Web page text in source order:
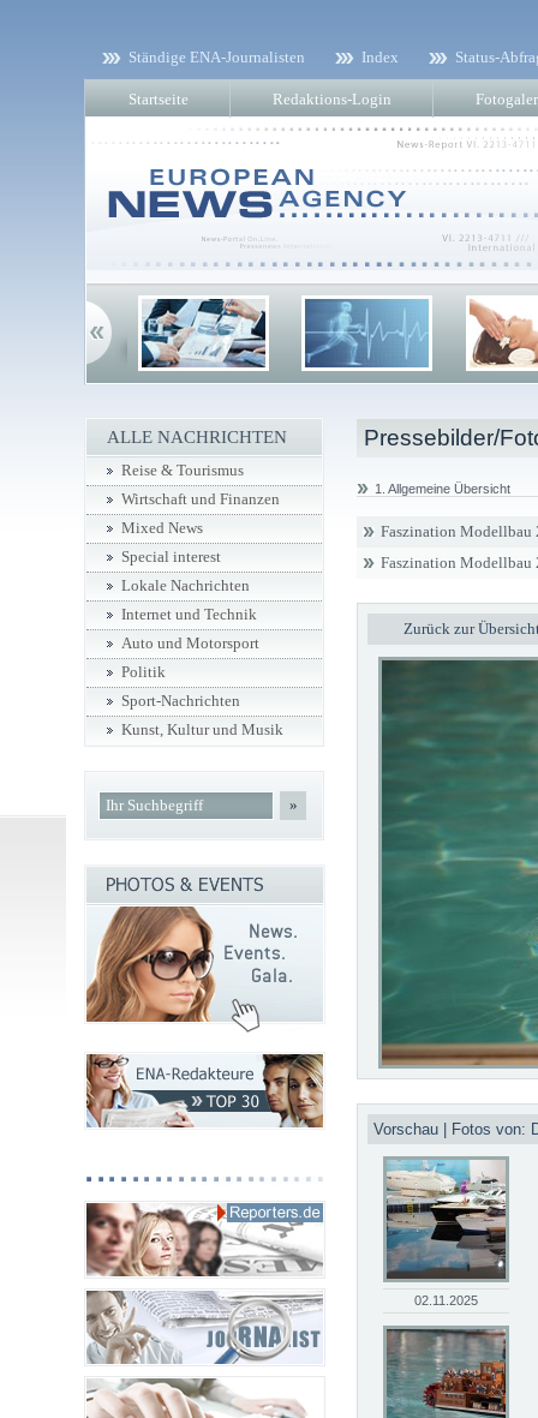
Ständige ENA-Journalisten Index Status-
Startseite Redaktions-Login
Pressebilder/
1. Allgemeine Übersicht
Faszination Modellbau
Faszination Modellbau
Zurück zur
Vorschau | Fotos von:
02.11.2025
ALLE NACHRICHTEN
Reise & Tourismus
Wirtschaft und Finanzen
Mixed News
Special interest
Lokale Nachrichten
Internet und Technik
Auto und Motorsport
Politik
Sport-Nachrichten
Kunst, Kultur und Musik
»